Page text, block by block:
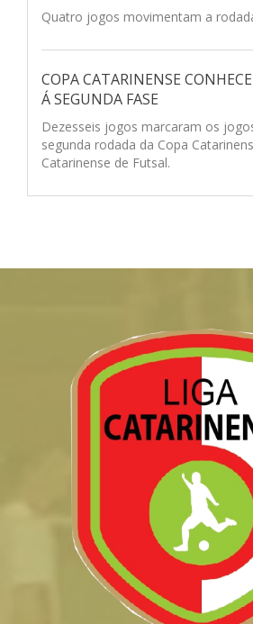
Quatro jogos movimentam a
COPA CATARINENSE
Á SEGUNDA FASE
Dezesseis jogos marcaram os
segunda rodada da Copa
Catarinense de Futsal.